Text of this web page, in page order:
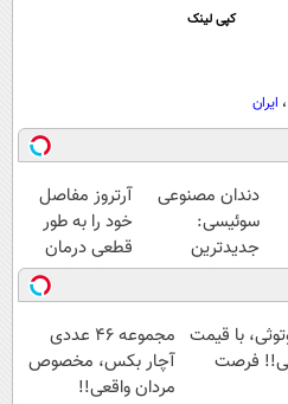
کپی لینک
، ایران
دندان مصنوعی
سوئیسی:
جدیدترین
فناوری اروپا،
سبک و مقاوم |
پرداخت قسطی
آرتروز مفاصل
خود را به طور
قطعی درمان
کنید!
◗پرسش‌نامه◖
با قیمت
فرصت
مجموعه ۴۶ عددی
آچار بکس، مخصوص
مردان واقعی!!